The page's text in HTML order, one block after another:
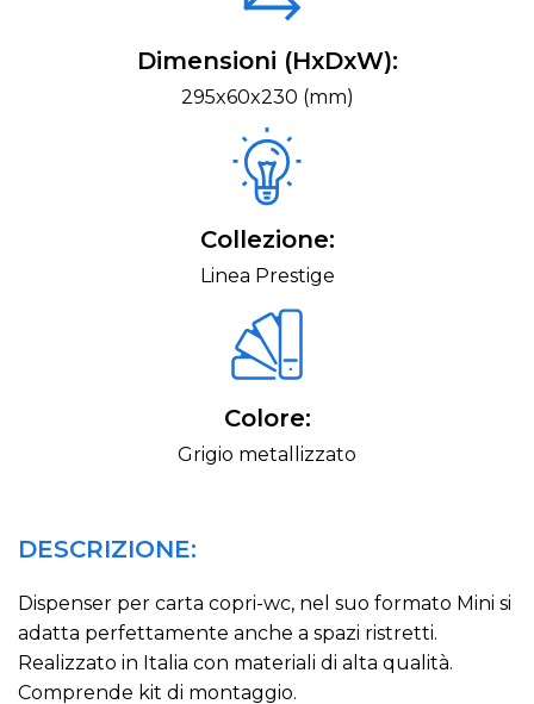
Dimensioni (HxDxW):
295x60x230 (mm)
Collezione:
Linea Prestige
Colore:
Grigio metallizzato
DESCRIZIONE:
Dispenser per carta copri-wc, nel suo formato Mini si
adatta perfettamente anche a spazi ristretti.
Realizzato in Italia con materiali di alta qualità.
Comprende kit di montaggio.